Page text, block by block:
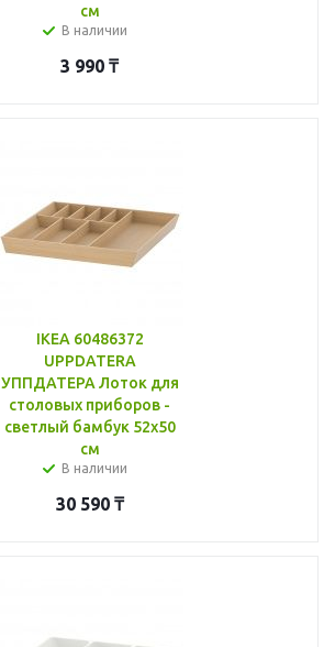
см
В наличии
3 990 ₸
IKEA 60486372
UPPDATERA
УППДАТЕРА Лоток для
столовых приборов -
светлый бамбук 52x50
см
В наличии
30 590₸